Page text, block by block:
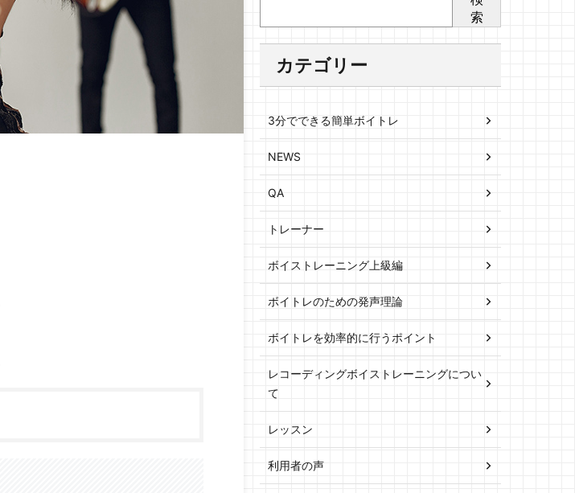
索
カテゴリー
3分でできる簡単ボイトレ
NEWS
QA
トレーナー
ボイストレーニング上級編
ボイトレのための発声理論
ボイトレを効率的に行うポイント
レコーディングボイストレーニングについ
て
レッスン
利用者の声